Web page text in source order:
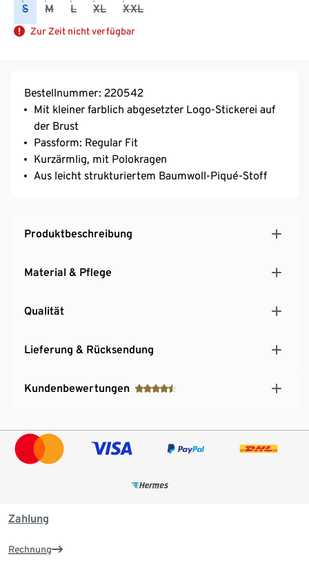
S M L XL XXL
Zur Zeit nicht verfügbar
Bestellnummer: 220542
Mit kleiner farblich abgesetzter Logo-Stickerei auf
der Brust
Passform: Regular Fit
Kurzärmlig, mit Polokragen
Aus leicht strukturiertem Baumwoll-Piqué-Stoff
Produktbeschreibung
Material & Pflege
Qualität
Lieferung & Rücksendung
Kundenbewertungen
Zahlung
Rechnung